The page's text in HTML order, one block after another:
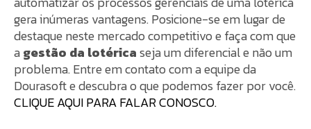
gera inúmeras vantagens. Posicione-se em lugar de
destaque neste mercado competitivo e faça com que
agestão da lotéricaseja um diferencial e não um
problema. Entre em contato com a equipe da
Dourasoft e descubra o que podemos fazer por você.
CLIQUE AQUI PARA FALAR CONOSCO.